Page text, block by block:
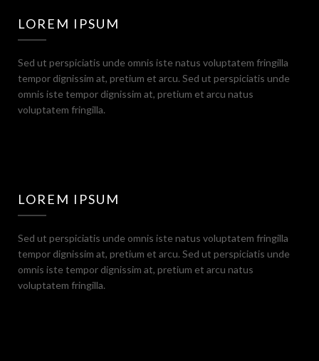
LOREM IPSUM
Sed ut perspiciatis unde omnis iste natus voluptatem fringilla
tempor dignissim at, pretium et arcu. Sed ut perspiciatis unde
omnis iste tempor dignissim at, pretium et arcu natus
voluptatem fringilla.
LOREM IPSUM
Sed ut perspiciatis unde omnis iste natus voluptatem fringilla
tempor dignissim at, pretium et arcu. Sed ut perspiciatis unde
omnis iste tempor dignissim at, pretium et arcu natus
voluptatem fringilla.